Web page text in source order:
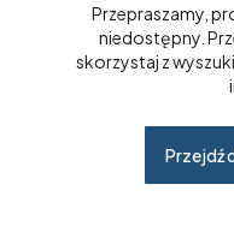
Przepraszamy,
niedostępny.
skorzystaj z
Przejdź